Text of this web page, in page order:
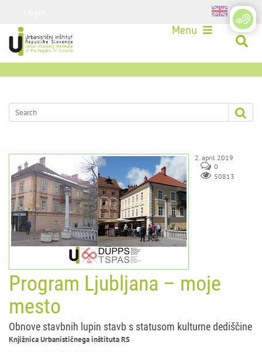
Menu
2. april 2019
0
50813
Program Ljubljana – moje
mesto
Obnove stavbnih lupin stavb s statusom kulturne dediščine
Knjižnica Urbanističnega inštituta RS